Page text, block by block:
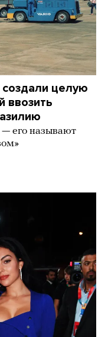
целую
ввозить
его называют